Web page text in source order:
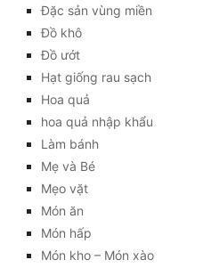
Đặc sản vùng miền
Đồ khô
Đồ ướt
Hạt giống rau sạch
Hoa quả
hoa quả nhập khẩu
Làm bánh
Mẹ và Bé
Mẹo vặt
Món ăn
Món hấp
Món kho – Món xào